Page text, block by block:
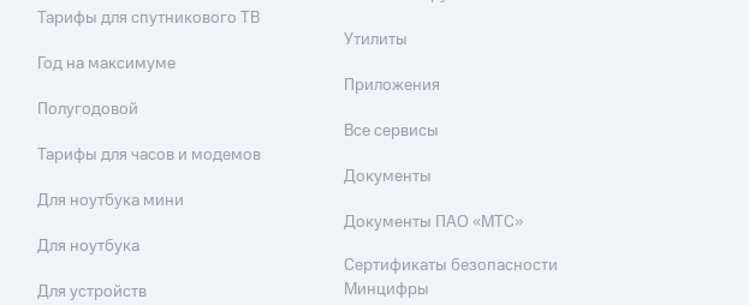
Тарифы для спутникового ТВ
Год на максимуме
Полугодовой
Тарифы для часов и модемов
Для ноутбука мини
Для ноутбука
Для устройств
Утилиты
Приложения
Все сервисы
Документы
Документы ПАО «МТС»
Сертификаты безопасности
Минцифры